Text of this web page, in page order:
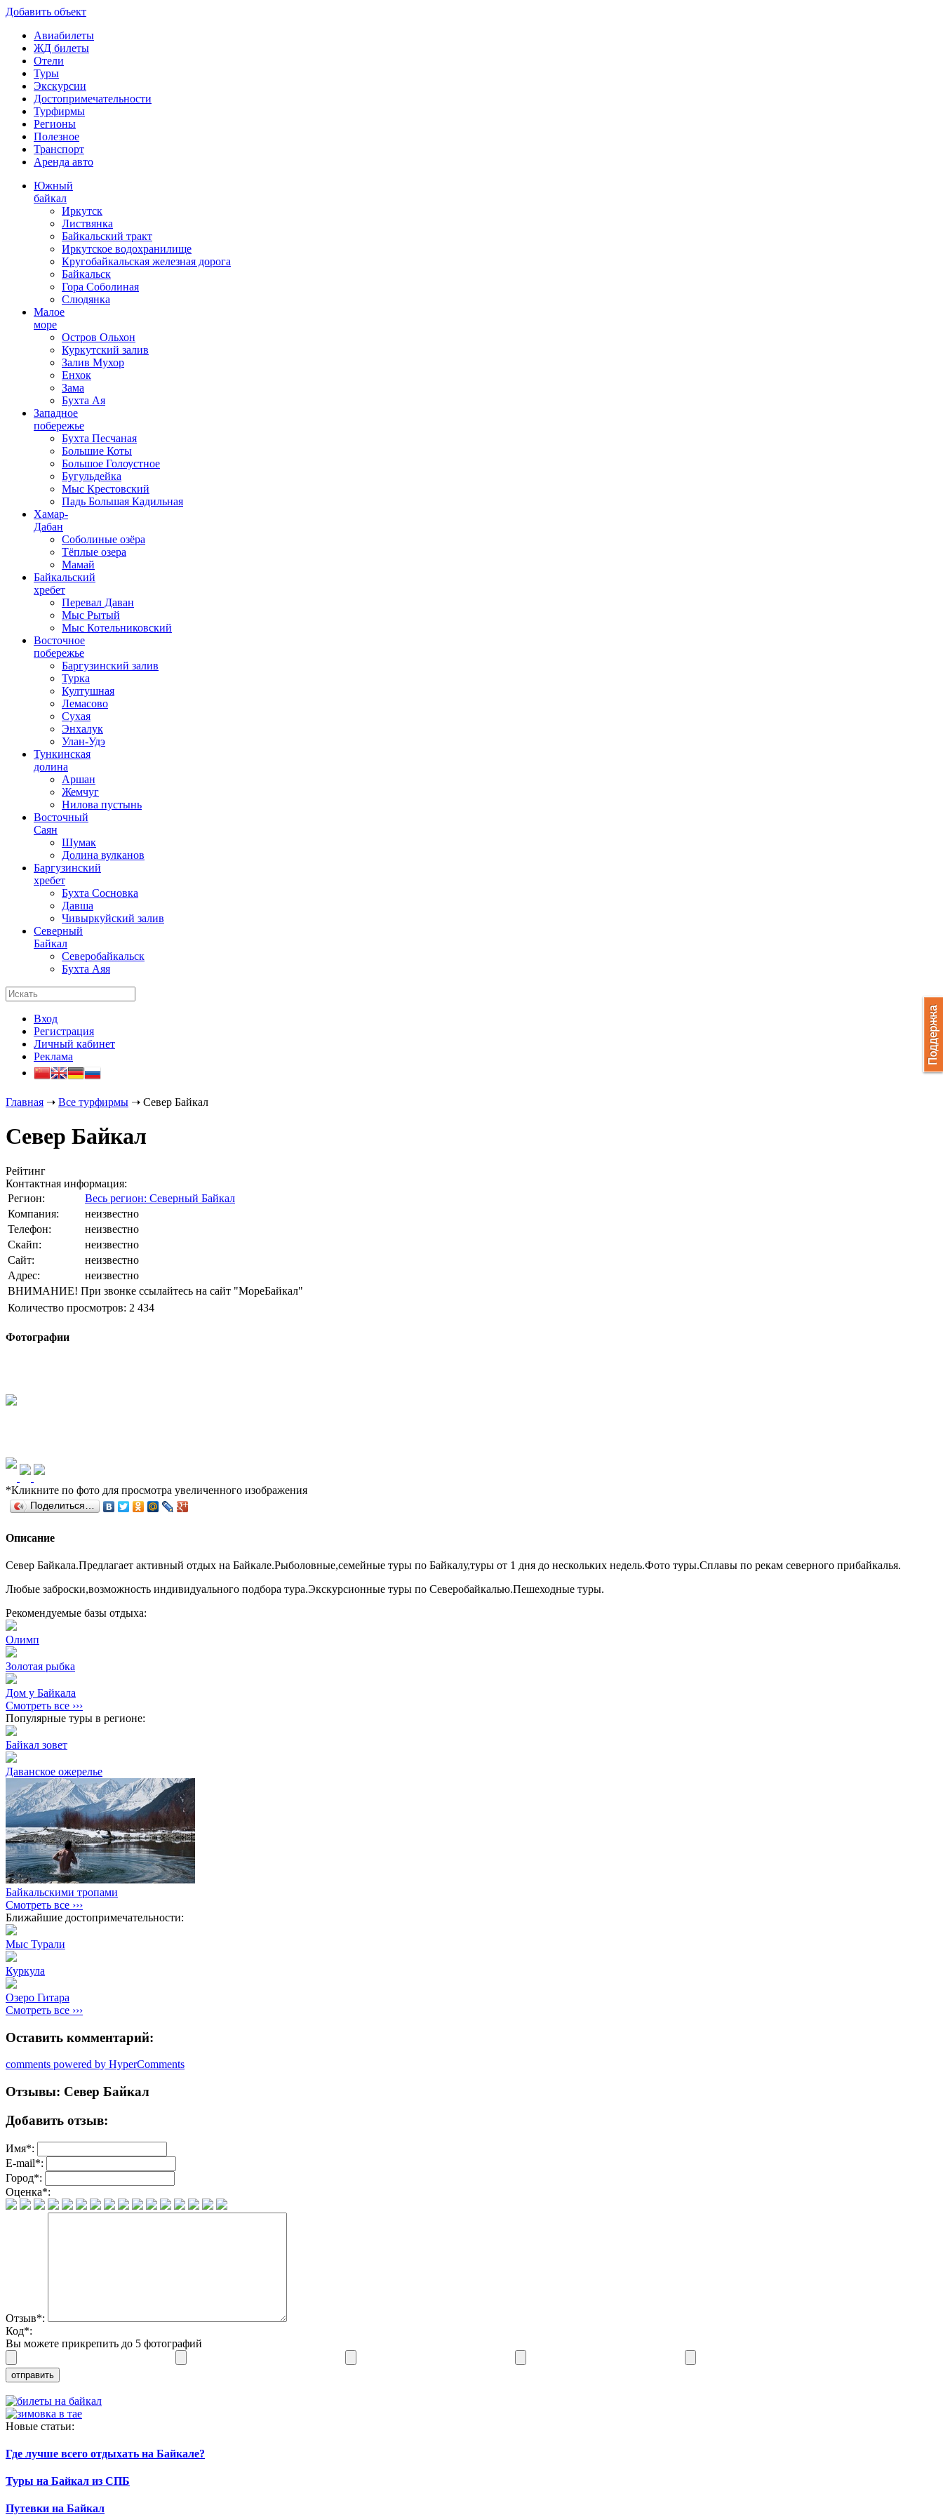
Добавить объект
Авиабилеты
ЖД билеты
Отели
Туры
Экскурсии
Достопримечательности
Турфирмы
Регионы
Полезное
Транспорт
Аренда авто
Южный
байкал
Иркутск
Листвянка
Байкальский тракт
Иркутское водохранилище
Кругобайкальская железная дорога
Байкальск
Гора Соболиная
Слюдянка
Малое
море
Остров Ольхон
Куркутский залив
Залив Мухор
Енхок
Зама
Бухта Ая
Западное
побережье
Бухта Песчаная
Большие Коты
Большое Голоустное
Бугульдейка
Мыс Крестовский
Падь Большая Кадильная
Хамар-
Дабан
Соболиные озёра
Тёплые озера
Мамай
Байкальский
хребет
Перевал Даван
Мыс Рытый
Мыс Котельниковский
Восточное
побережье
Баргузинский залив
Турка
Култушная
Лемасово
Сухая
Энхалук
Улан-Удэ
Тункинская
долина
Аршан
Жемчуг
Нилова пустынь
Восточный
Саян
Шумак
Долина вулканов
Баргузинский
хребет
Бухта Сосновка
Давша
Чивыркуйский залив
Северный
Байкал
Северобайкальск
Бухта Аяя
Вход
Регистрация
Личный кабинет
Реклама
Главная ➝ Все турфирмы ➝ Север Байкал
Север Байкал
Рейтинг
Контактная информация:
Регион:
Весь регион: Северный Байкал
Компания:
неизвестно
Телефон:
неизвестно
Скайп:
неизвестно
Сайт:
неизвестно
Адрес:
неизвестно
ВНИМАНИЕ! При звонке ссылайтесь на сайт "МореБайкал"
Количество просмотров: 2 434
Фотографии
*Кликните по фото для просмотра увеличенного изображения
Поделиться…
Описание
Север Байкала.Предлагает активный отдых на Байкале.Рыболовные,семейные туры по Байкалу,туры от 1 дня до нескольких недель.Фото туры.Сплавы по рекам северного прибайкалья.
Любые заброски,возможность индивидуального подбора тура.Экскурсионные туры по Северобайкалью.Пешеходные туры.
Рекомендуемые базы отдыха:
Олимп
Золотая рыбка
Дом у Байкала
Смотреть все ›››
Популярные туры в регионе:
Байкал зовет
Даванское ожерелье
Байкальскими тропами
Смотреть все ›››
Ближайшие достопримечательности:
Мыс Турали
Куркула
Озеро Гитара
Смотреть все ›››
Оставить комментарий:
comments powered by HyperComments
Отзывы: Север Байкал
Добавить отзыв:
Имя*:
E-mail*:
Город*:
Оценка*:
Отзыв*:
Код*:
Вы можете прикрепить до 5 фотографий
Новые статьи:
Где лучше всего отдыхать на Байкале?
Туры на Байкал из СПБ
Путевки на Байкал